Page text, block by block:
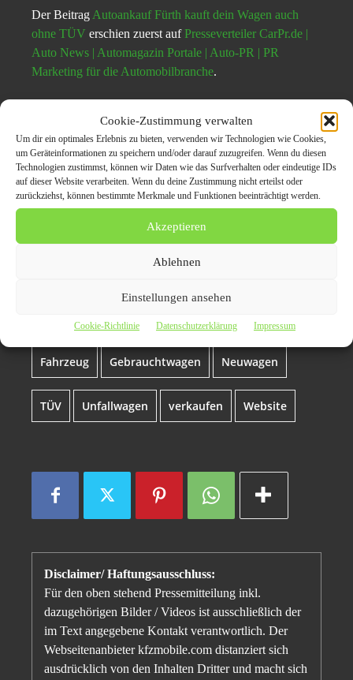
Cookie-Zustimmung verwalten
Um dir ein optimales Erlebnis zu bieten, verwenden wir Technologien wie Cookies,
um Geräteinformationen zu speichern und/oder darauf zuzugreifen. Wenn du diesen
Technologien zustimmst, können wir Daten wie das Surfverhalten oder eindeutige IDs
auf dieser Website verarbeiten. Wenn du deine Zustimmung nicht erteilst oder
zurückziehst, können bestimmte Merkmale und Funktionen beeinträchtigt werden.
Akzeptieren
Ablehnen
Einstellungen ansehen
Cookie-Richtlinie Datenschutzerklärung Impressum
Der BeitragAutoankauf Fürth kauft dein Wagen auch
ohne TÜV erschien zuerst aufPresseverteiler CarPr.de |
Auto News | Automagazin Portale | Auto-PR | PR
Marketing für die Automobilbranche.
Themen zum Beitrag
Autoankauf Fürth kauft
dein Wagen auch ohne
Fahrzeug Gebrauchtwagen Neuwagen
TÜV Unfallwagen verkaufen Website
Disclaimer/ Haftungsausschluss:
Für den oben stehend Pressemitteilung inkl.
dazugehörigen Bilder / Videos ist ausschließlich der
im Text angegebene Kontakt verantwortlich. Der
Webseitenanbieter kfzmobile.com distanziert sich
ausdrücklich von den Inhalten Dritter und macht sich